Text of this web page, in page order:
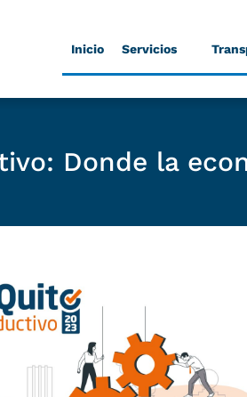
Inicio Servicios
Donde la